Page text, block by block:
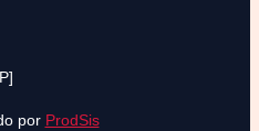
por ProdSis